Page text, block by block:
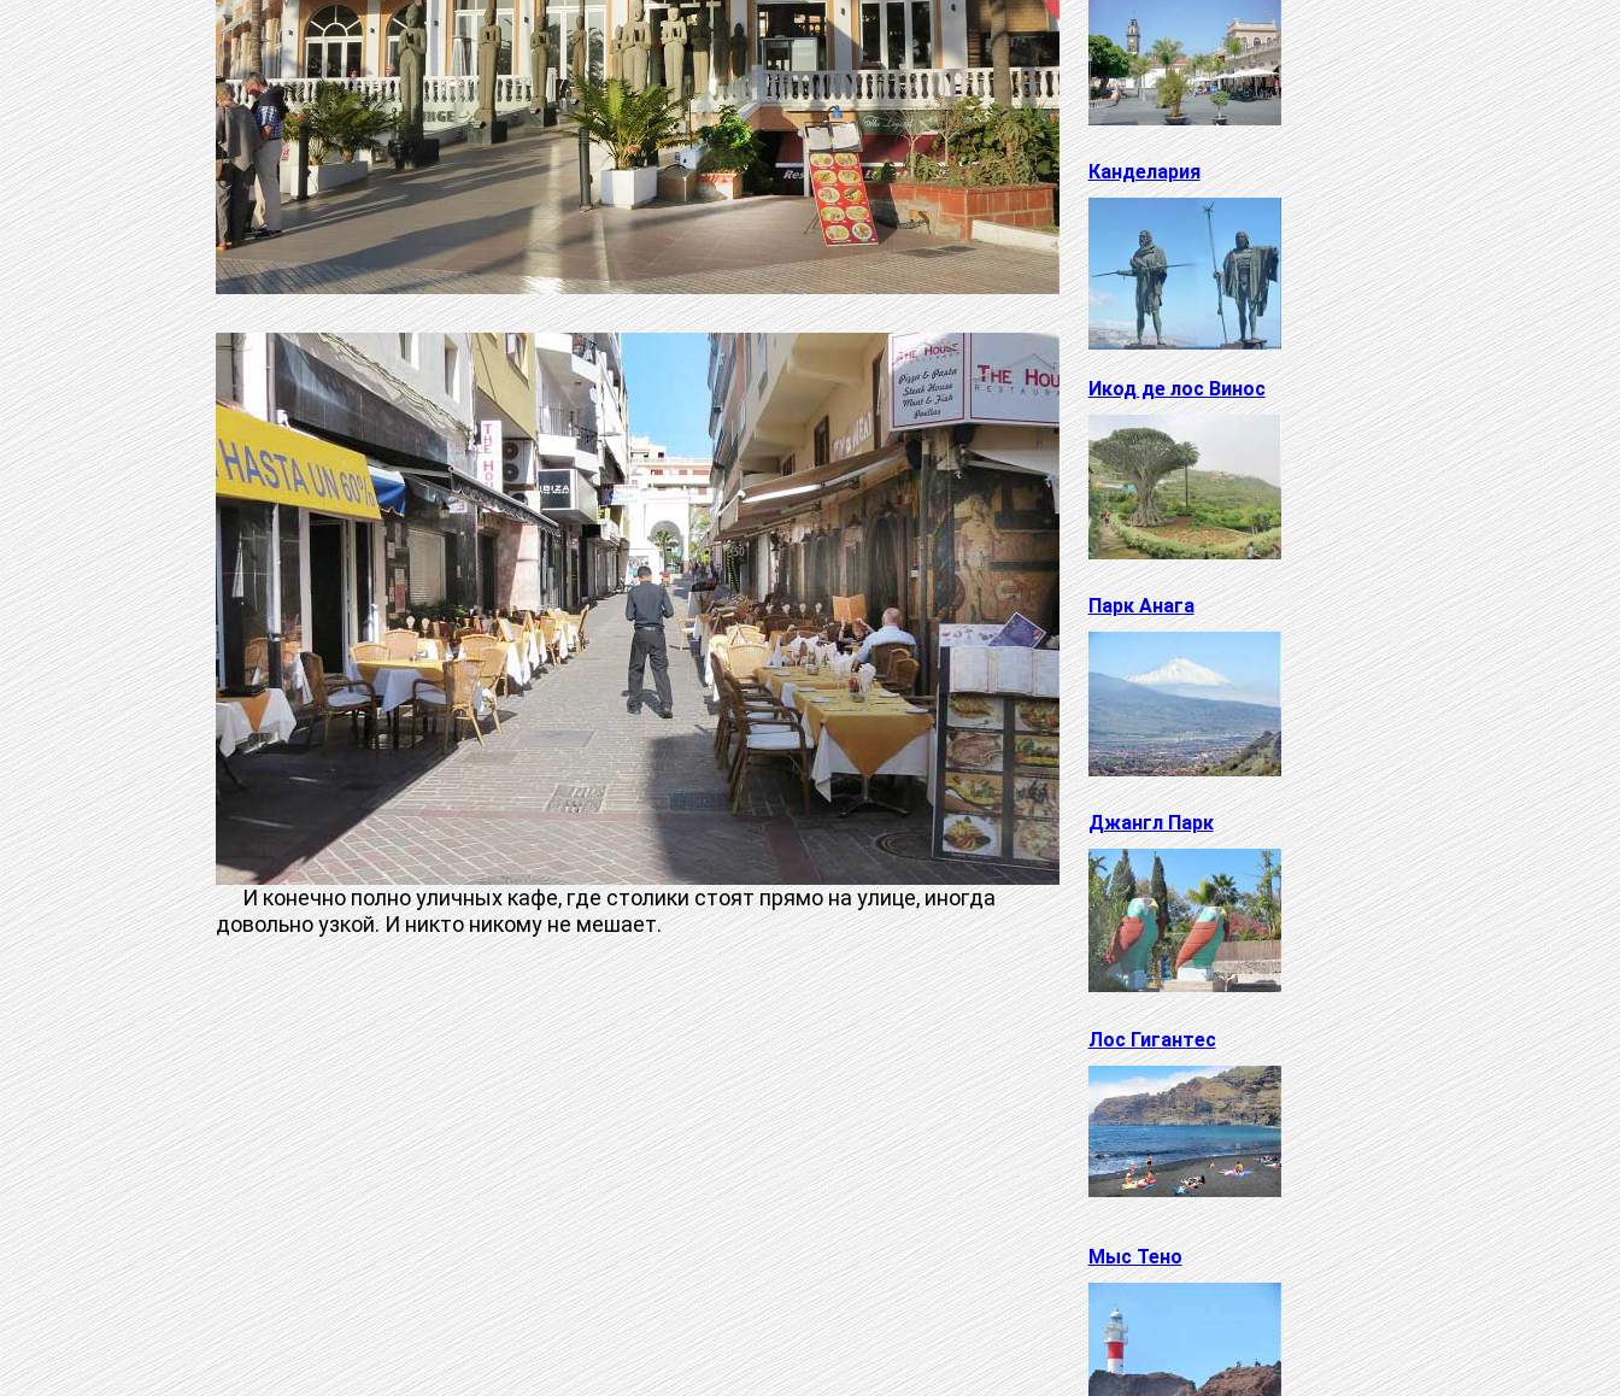
И конечно полно уличных кафе, где столики стоят прямо на улице, иногда
довольно узкой. И никто никому не мешает.
Канделария
Икод де лос Винос
Парк Анага
Джангл Парк
Лос Гигантес
Мыс Тено